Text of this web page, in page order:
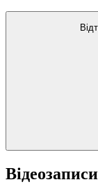
Відеозаписи